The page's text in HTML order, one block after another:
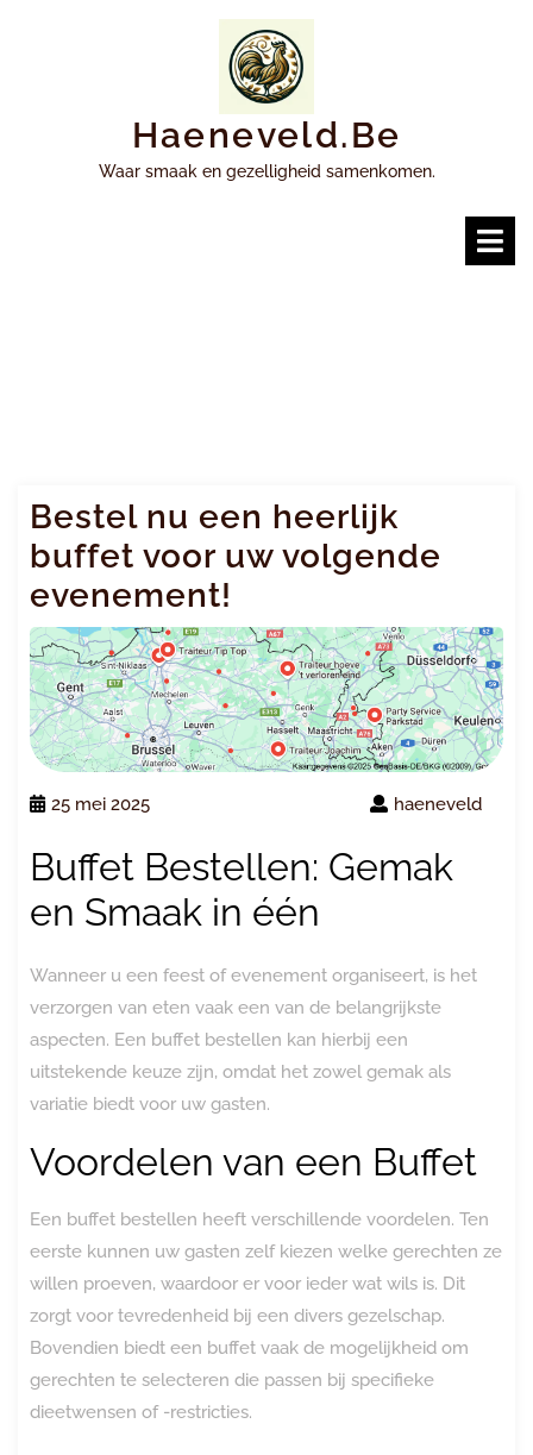
Haeneveld.be
Waar smaak en gezelligheid samenkomen.
Bestel nu een heerlijk
buffet voor uw volgende
evenement!
25 mei 2025 haeneveld
Buffet Bestellen: Gemak
en Smaak in één
Wanneer u een feest of evenement organiseert, is het
verzorgen van eten vaak een van de belangrijkste
aspecten. Een buffet bestellen kan hierbij een
uitstekende keuze zijn, omdat het zowel gemak als
variatie biedt voor uw gasten.
Voordelen van een Buffet
Een buffet bestellen heeft verschillende voordelen. Ten
eerste kunnen uw gasten zelf kiezen welke gerechten ze
willen proeven, waardoor er voor ieder wat wils is. Dit
zorgt voor tevredenheid bij een divers gezelschap.
Bovendien biedt een buffet vaak de mogelijkheid om
gerechten te selecteren die passen bij specifieke
dieetwensen of -restricties.